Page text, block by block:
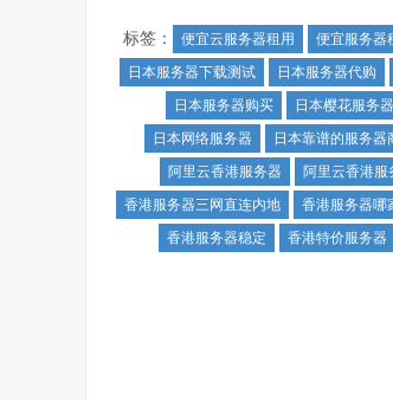
标签： 便宜云服务器租用 便宜服务器
日本服务器下载测试
日本服务器代购
日本服务器购买
日本樱花服务器
日本网络服务器
日本靠谱的服务器
阿里云香港服务器
阿里云香港服
香港服务器三网直连内地
香港服务器哪
香港服务器稳定
香港特价服务器